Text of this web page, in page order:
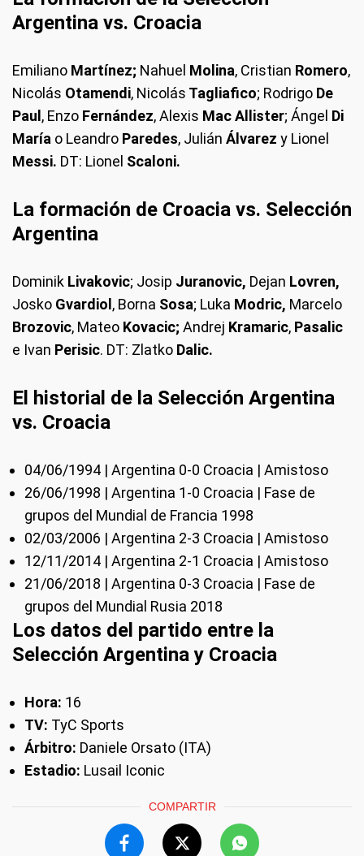
Argentina vs. Croacia
Emiliano Martínez; Nahuel Molina, Cristian Romero,
Nicolás Otamendi, Nicolás Tagliafico; Rodrigo De
Paul , Enzo Fernández, Alexis Mac Allister; Ángel Di
María o Leandro Paredes, Julián Álvarez y Lionel
Messi. DT: Lionel Scaloni.
La formación de Croacia vs. Selección
Argentina
Dominik Livakovic; Josip Juranovic, Dejan Lovren,
Josko Gvardiol , Borna Sosa; Luka Modric, Marcelo
Brozovic, Mateo Kovacic; Andrej Kramaric, Pasalic
e Ivan Perisic. DT: Zlatko Dalic.
El historial de la Selección Argentina
vs. Croacia
04/06/1994 | Argentina 0-0 Croacia | Amistoso
26/06/1998 | Argentina 1-0 Croacia | Fase de
grupos del Mundial de Francia 1998
02/03/2006 | Argentina 2-3 Croacia | Amistoso
12/11/2014 | Argentina 2-1 Croacia | Amistoso
21/06/2018 | Argentina 0-3 Croacia | Fase de
grupos del Mundial Rusia 2018
Los datos del partido entre la
Selección Argentina y Croacia
Hora: 16
TV: TyC Sports
Árbitro: Daniele Orsato (ITA)
Estadio: Lusail Iconic
COMPARTIR